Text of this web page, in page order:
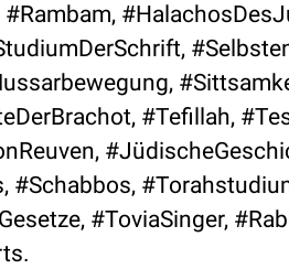
#Tefillah,
#Schabbos,
#ToviaSinger,